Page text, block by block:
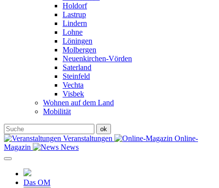
Holdorf
Lastrup
Lindern
Lohne
Löningen
Molbergen
Neuenkirchen-Vörden
Saterland
Steinfeld
Vechta
Visbek
Wohnen auf dem Land
Mobilität
Veranstaltungen
Online-
Magazin
News
Das OM